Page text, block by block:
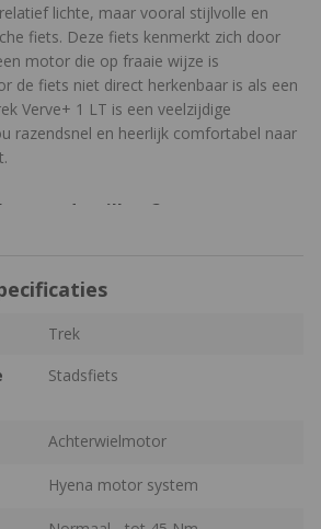
lichte, maar vooral stijlvolle en
fiets. Deze fiets kenmerkt zich door
motor die op fraaie wijze is
de fiets niet direct herkenbaar is als een
Verve+ 1 LT is een veelzijdige
razendsnel en heerlijk comfortabel naar
met derailleur?
je met een derailleurversnelling een
Meer weten en tips krijgen over het slim
van een derailleur op je e-bike? Lees
meer over hetonderhouden van een
Trek
Stadsfiets
Achterwielmotor
Hyena motor system